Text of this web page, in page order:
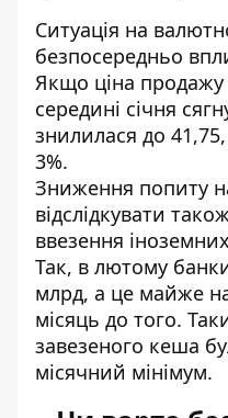
Ситуація на
безпосередньо
Якщо ціна
середині січня
знилилася до
3%.
Зниження попиту
відслідкувати
ввезення
Так, в лютому
млрд, а це майже
місяць до того.
завезеного кеша
місячний мінімум.